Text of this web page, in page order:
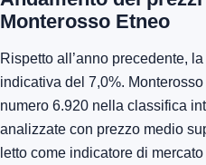
Monterosso Etneo
Rispetto all’anno precedente,
indicativa del 7,0%.
numero 6.920 nella classifica
analizzate con prezzo medio
letto come indicatore di